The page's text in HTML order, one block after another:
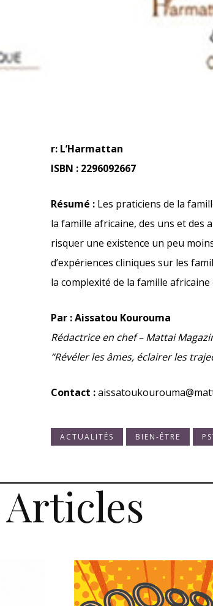
r: L’Harmattan
ISBN : 2296092667
Résumé : Les praticiens de la
la famille africaine, des uns et des
risquer une existence un peu
d’expériences cliniques sur les
la complexité de la famille
Par : Aissatou Kourouma
Rédactrice en chef – Mattai
“Révéler les âmes, éclairer les
Contact :
ACTUALITÉS BIEN-ÊTRE